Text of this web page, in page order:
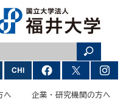
へ 企業・研究機関の方へ